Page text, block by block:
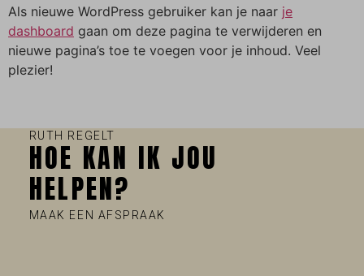
Als nieuwe WordPress gebruiker kan je naar je
dashboard gaan om deze pagina te verwijderen en
nieuwe pagina’s toe te voegen voor je inhoud. Veel
plezier!
RUTH REGELT
HOE KAN IK JOU
HELPEN?
MAAK EEN AFSPRAAK